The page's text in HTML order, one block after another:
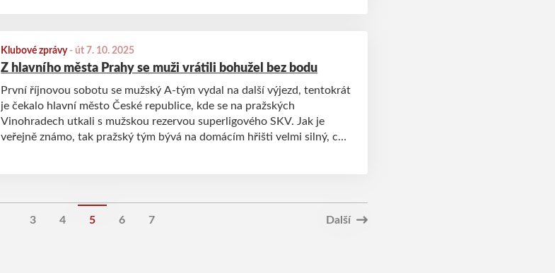
Klubové zprávy-út 7. 10. 2025
Z hlavního města Prahy se muži vrátili bohužel bez bodu
První říjnovou sobotu se mužský A-tým vydal na další výjezd, tentokrát
je čekalo hlavní město České republice, kde se na pražských
Vinohradech utkali s mužskou rezervou superligového SKV. Jak je
veřejně známo, tak pražský tým bývá na domácím hřišti velmi silný, což
3 4 5 6 7 Další